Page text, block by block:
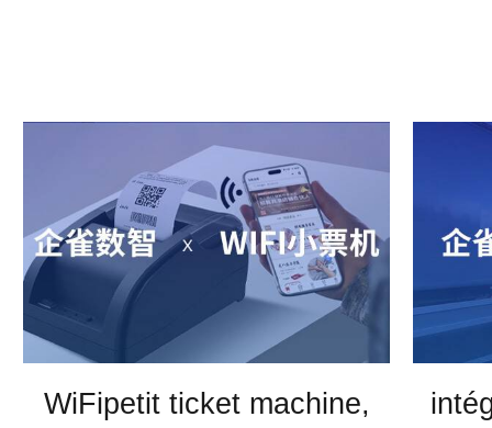
WiFipetit ticket machine,